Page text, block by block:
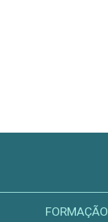
FORMAÇÃO